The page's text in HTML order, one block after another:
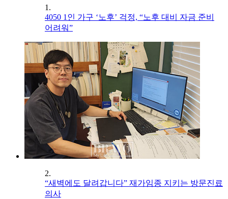
1.
4050 1인 가구 ‘노후’ 걱정, “노후 대비 자금 준비
어려워”
2.
“새벽에도 달려갑니다” 재가임종 지키는 방문진료
의사